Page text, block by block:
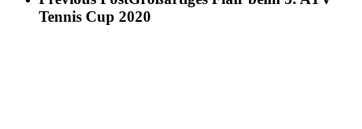
Tennis Cup 2020